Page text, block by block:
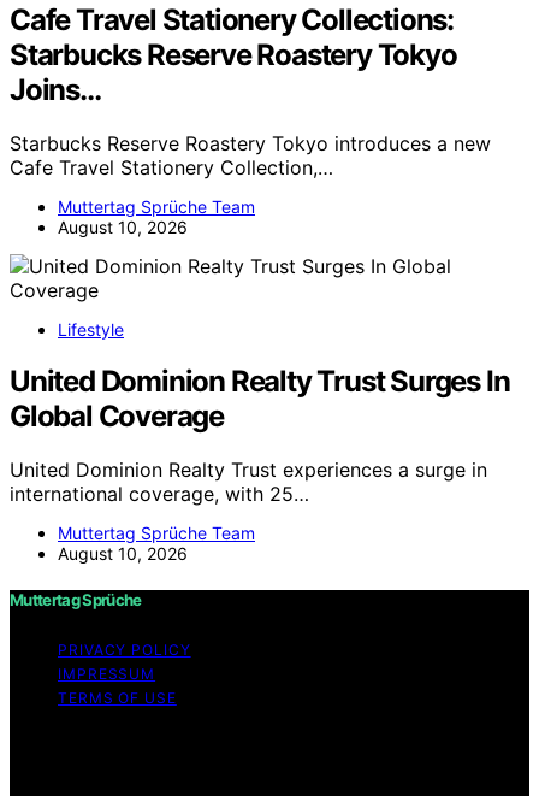
Cafe Travel Stationery Collections:
Starbucks Reserve Roastery Tokyo
Joins…
Starbucks Reserve Roastery Tokyo introduces a new
Cafe Travel Stationery Collection,…
Muttertag Sprüche Team
August 10, 2026
Lifestyle
United Dominion Realty Trust Surges In
Global Coverage
United Dominion Realty Trust experiences a surge in
international coverage, with 25…
Muttertag Sprüche Team
August 10, 2026
Muttertag Sprüche
PRIVACY POLICY
IMPRESSUM
TERMS OF USE